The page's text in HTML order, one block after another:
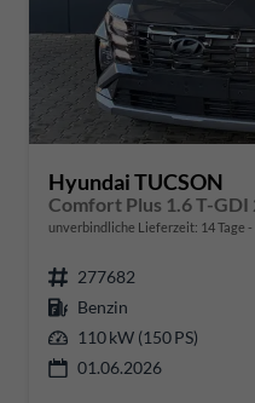
Hyundai TUCSON
unverbindliche Lieferzeit: 14 Tage
277682
Benzin
110 kW (150 PS)
01.06.2026